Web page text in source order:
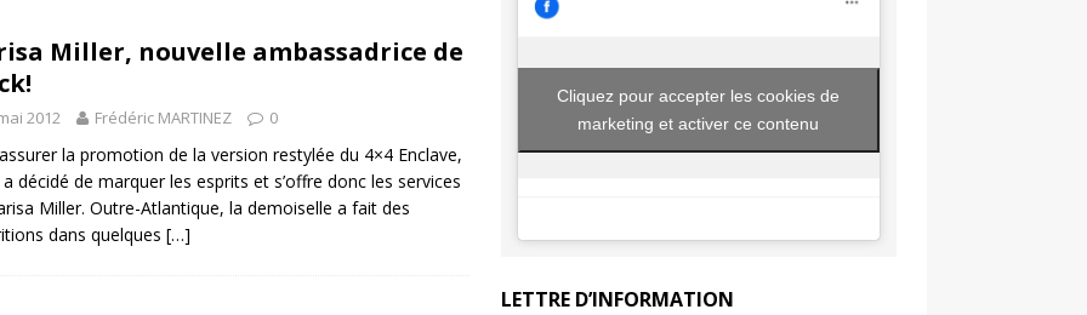
: Honda dévoile un spot publicitaire… confiné! ACTUS
Miller, nouvelle ambassadrice de
2012 Frédéric MARTINEZ 0
la promotion de la version restylée du 4×4 Enclave,
a décidé de marquer les esprits et s’offre donc les services
Miller. Outre-Atlantique, la demoiselle a fait des
dans quelques […]
Cliquez pour accepter les cookies de
marketing et activer ce contenu
LETTRE D’INFORMATION